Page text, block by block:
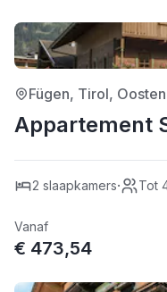
3/5
Fügen, Tirol,
Appartement
2 slaapkamers· Tot
Vanaf
€ 473,54